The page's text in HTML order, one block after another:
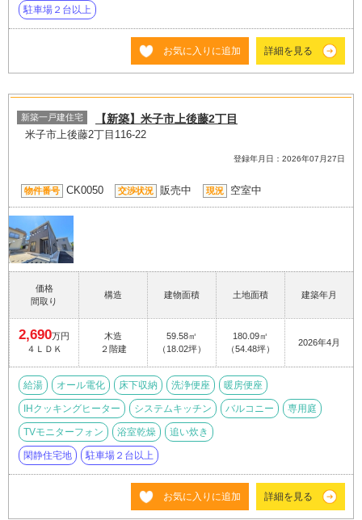
駐車場２台以上
お気に入りに追加 詳細を見る
新築一戸建住宅 【新築】米子市上後藤2丁目
米子市上後藤2丁目116-22
登録年月日：2026年07月27日
物件番号 CK0050 交渉状況 販売中 現況 空室中
価格
間取り
構造 建物面積 土地面積 建築年月
2,690万円
４ＬＤＫ
木造
２階建
59.58㎡
（18.02坪）
180.09㎡
（54.48坪）
2026年4月
給湯 オール電化 床下収納 洗浄便座 暖房便座
IHクッキングヒーター システムキッチン バルコニー 専用庭
TVモニターフォン 浴室乾燥 追い炊き
閑静住宅地 駐車場２台以上
お気に入りに追加 詳細を見る